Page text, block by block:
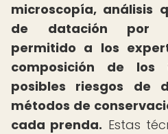
microscopía, análisis
de datación por
permitido a los
composición de los
posibles riesgos de
métodos de
cada prenda. Estas